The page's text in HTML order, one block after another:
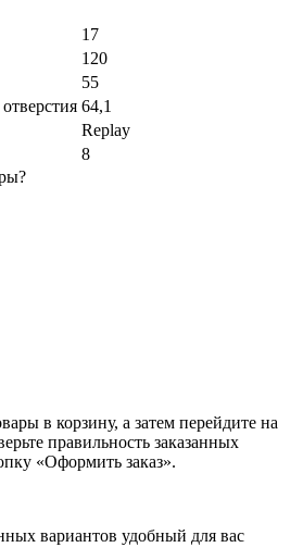
17
120
55
64,1
Replay
8
в корзину, а затем перейдите на
правильность заказанных
«Оформить заказ».
вариантов удобный для вас